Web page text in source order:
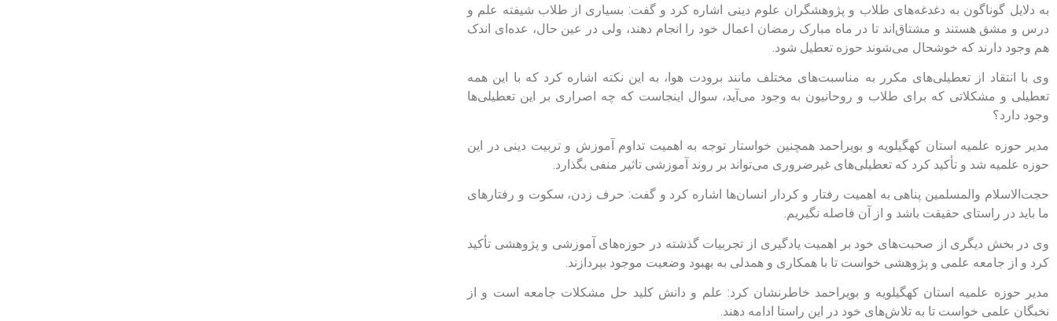
به دلایل گوناگون به دغدغه‌های طلاب و پژوهشگران علوم دینی اشاره کرد و گفت: بسیاری از طلاب شیفته علم و
درس و مشق هستند و مشتاق‌اند تا در ماه مبارک رمضان اعمال خود را انجام دهند، ولی در عین حال، عده‌ای اندک
هم وجود دارند که خوشحال می‌شوند حوزه تعطیل شود.
وی با انتقاد از تعطیلی‌های مکرر به مناسبت‌های مختلف مانند برودت هوا، به این نکته اشاره کرد که با این همه
تعطیلی و مشکلاتی که برای طلاب و روحانیون به وجود می‌آید، سوال اینجاست که چه اصراری بر این تعطیلی‌ها
وجود دارد؟
مدیر حوزه علمیه استان کهگیلویه و بویراحمد همچنین خواستار توجه به اهمیت تداوم آموزش و تربیت دینی در این
حوزه علمیه شد و تأکید کرد که تعطیلی‌های غیرضروری می‌تواند بر روند آموزشی تاثیر منفی بگذارد.
حجت‌الاسلام والمسلمین پناهی به اهمیت رفتار و کردار انسان‌ها اشاره کرد و گفت: حرف زدن، سکوت و رفتارهای
ما باید در راستای حقیقت باشد و از آن فاصله نگیریم.
وی در بخش دیگری از صحبت‌های خود بر اهمیت یادگیری از تجربیات گذشته در حوزه‌های آموزشی و پژوهشی تأکید
کرد و از جامعه علمی و پژوهشی خواست تا با همکاری و همدلی به بهبود وضعیت موجود بپردازند.
مدیر حوزه علمیه استان کهگیلویه و بویراحمد خاطرنشان کرد: علم و دانش کلید حل مشکلات جامعه است و از
نخبگان علمی خواست تا به تلاش‌های خود در این راستا ادامه دهند.